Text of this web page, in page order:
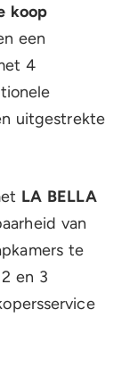
koop
een
4
uitgestrekte
LA BELLA
van
te
en 3